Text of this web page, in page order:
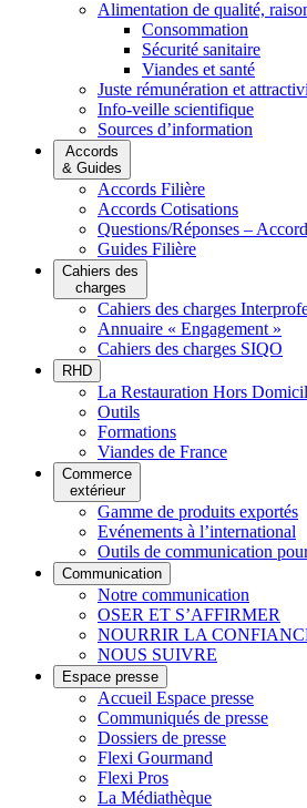
Alimentation de qualité,
Consommation
Sécurité sanitaire
Viandes et santé
Juste rémunération et
Info-veille scientifique
Sources d’information
Accords
& Guides
Accords Filière
Accords Cotisations
Questions/Réponses –
Guides Filière
Cahiers des
charges
Cahiers des charges
Annuaire « Engagement »
Cahiers des charges SIQO
RHD
La Restauration Hors
Outils
Formations
Viandes de France
Commerce
extérieur
Gamme de produits exportés
Evénements à l’international
Outils de communication
Communication
Notre communication
OSER ET S’AFFIRMER
NOURRIR LA
NOUS SUIVRE
Espace presse
Accueil Espace presse
Communiqués de presse
Dossiers de presse
Flexi Gourmand
Flexi Pros
La Médiathèque